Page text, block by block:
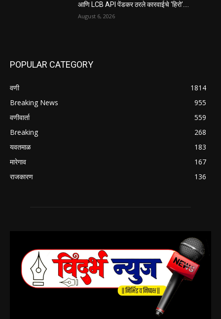
आणि LCB API पेंडकर ठरले कारवाईचे ‘हिरो’….
August 6, 2026
POPULAR CATEGORY
वणी
1814
Breaking News
955
वणीवार्ता
559
Breaking
268
यवतमाळ
183
मारेगाव
167
राजकारण
136